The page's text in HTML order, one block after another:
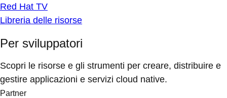
Red Hat TV
Libreria delle risorse
Per sviluppatori
Scopri le risorse e gli strumenti per creare, distribuire e
gestire applicazioni e servizi cloud native.
Partner